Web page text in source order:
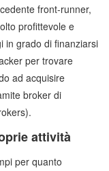
front-runner,
profittevole e
in grado di finanziarsi
per trovare
ad acquisire
broker di
attività
per quanto